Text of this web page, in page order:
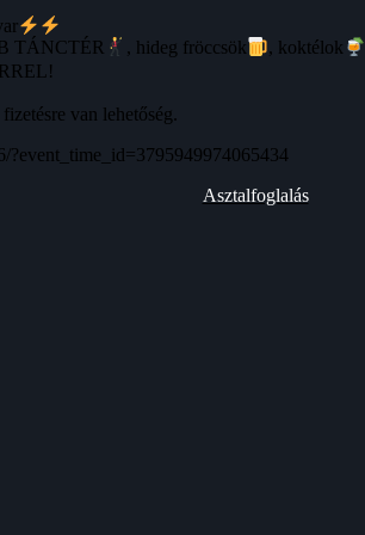
TÁNCTÉR , hideg fröccsök , koktélok
van lehetőség.
?event_time_id=3795949974065434
Asztalfoglalás